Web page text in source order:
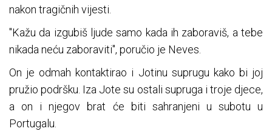
nakon tragičnih vijesti.
"Kažu da izgubiš ljude samo kada ih zaboraviš, a tebe
nikada neću zaboraviti", poručio je Neves.
On je odmah kontaktirao i Jotinu suprugu kako bi joj
pružio podršku. Iza Jote su ostali supruga i troje djece,
a on i njegov brat će biti sahranjeni u subotu u
Portugalu.